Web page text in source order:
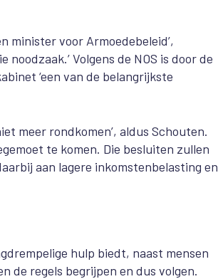
minister voor Armoedebeleid’,
Volgens de NOS is door de
‘een van de belangrijkste
meer rondkomen’, aldus Schouten.
te komen. Die besluiten zullen
aan lagere inkomstenbelasting en
hulp biedt, naast mensen
de regels begrijpen en dus volgen.